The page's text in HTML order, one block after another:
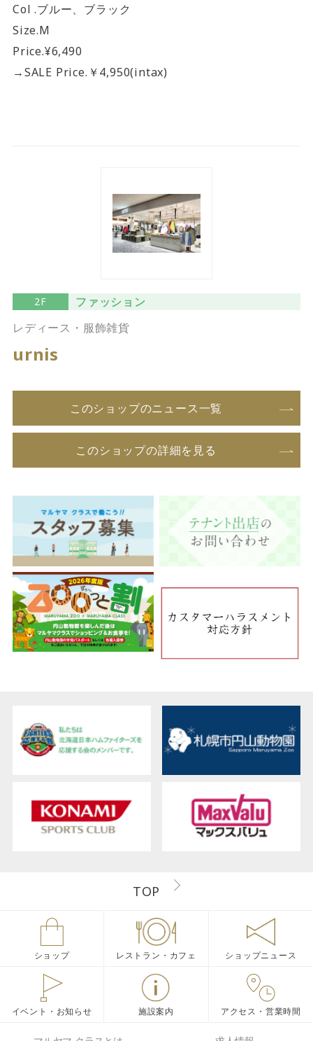
Col .ブルー、ブラック
Size.M
Price.¥6,490
→SALE Price.￥4,950(intax)
2F
ファッション
レディース・服飾雑貨
urnis
このショップのニュース一覧
このショップの詳細を見る
TOP
ショップ レストラン・カフェ ショップニュース
イベント・お知らせ 施設案内 アクセス・営業時間